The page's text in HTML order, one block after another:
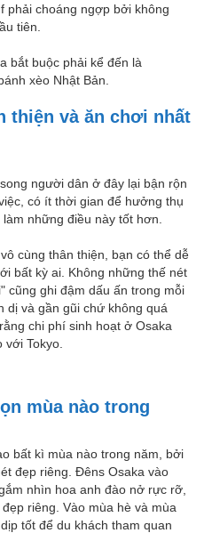
phải choáng ngợp bởi không
tiên.
bắt buộc phải kể đến là
xèo Nhật Bản.
thiện và ăn chơi nhất
người dân ở đây lại bận rộn
có ít thời gian để hưởng thụ
những điều này tốt hơn.
cùng thân thiện, bạn có thể dễ
bất kỳ ai. Không những thế nét
cũng ghi đậm dấu ấn trong mỗi
dị và gần gũi chứ không quá
chi phí sinh hoạt ở Osaka
Tokyo.
mùa nào trong
bất kì mùa nào trong năm, bởi
đẹp riêng. Đêns Osaka vào
nhìn hoa anh đào nở rực rỡ,
riêng. Vào mùa hè và mùa
tốt để du khách tham quan